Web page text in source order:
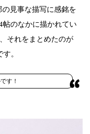
見事な描写に感銘を
帖のなかに描かれてい
それをまとめたのが
。
す！